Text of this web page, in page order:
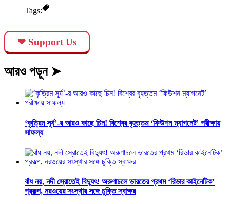
Tags:
❤ Support Us
আরও পড়ুন ➤
‘কৃত্রিম সূর্য’-র আরও কাছে চিন! বিশ্বের বৃহত্তম ‘ফিউশন ম্যাগনেট’ পরীক্ষায়
সাফল্য
বাঁধ নয়, নদী স্রোতেই বিদ্যুৎ! অরুণাচলে ভারতের প্রথম ‘রিভার কাইনেটিক’
প্রকল্প, নরওয়ের সংস্থার সঙ্গে চুক্তি স্বাক্ষর